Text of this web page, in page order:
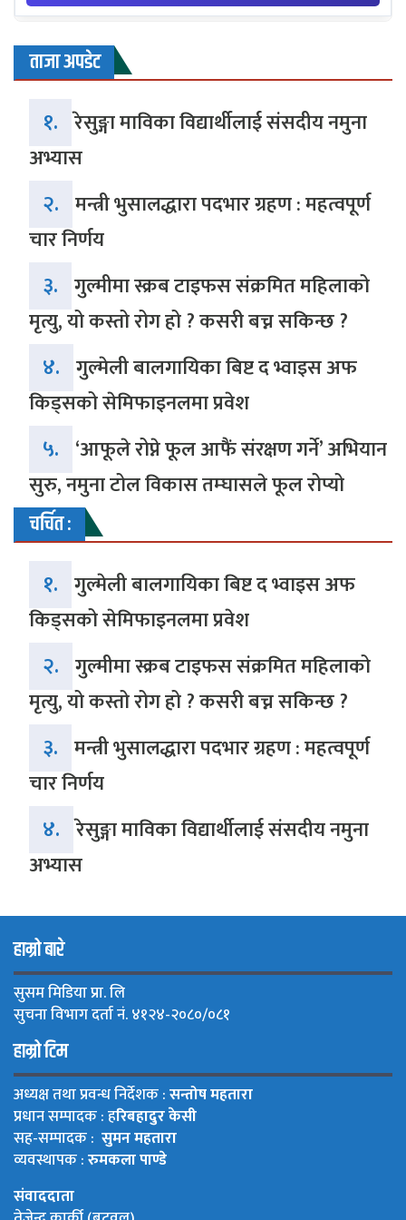
ताजा अपडेट
१. रेसुङ्गा माविका विद्यार्थीलाई संसदीय नमुना
अभ्यास
२. मन्त्री भुसालद्धारा पदभार ग्रहण : महत्वपूर्ण
चार निर्णय
३. गुल्मीमा स्क्रब टाइफस संक्रमित महिलाको
मृत्यु, यो कस्तो रोग हो ? कसरी बच्न सकिन्छ ?
४. गुल्मेली बालगायिका बिष्ट द भ्वाइस अफ
किड्सको सेमिफाइनलमा प्रवेश
५. ‘आफूले रोप्ने फूल आफैं संरक्षण गर्ने’ अभियान
सुरु, नमुना टोल विकास तम्घासले फूल रोप्यो
चर्चित :
१. गुल्मेली बालगायिका बिष्ट द भ्वाइस अफ
किड्सको सेमिफाइनलमा प्रवेश
२. गुल्मीमा स्क्रब टाइफस संक्रमित महिलाको
मृत्यु, यो कस्तो रोग हो ? कसरी बच्न सकिन्छ ?
३. मन्त्री भुसालद्धारा पदभार ग्रहण : महत्वपूर्ण
चार निर्णय
४. रेसुङ्गा माविका विद्यार्थीलाई संसदीय नमुना
अभ्यास
हाम्रो बारे
सुसम मिडिया प्रा. लि
सुचना विभाग दर्ता नं. ४१२४-२०८०/०८१
हाम्रो टिम
अध्यक्ष तथा प्रवन्ध निर्देशक :सन्तोष महतारा
प्रधान सम्पादक : हरिबहादुर केसी
सह-सम्पादक : सुमन महतारा
व्यवस्थापक :रुमकला पाण्डे
संवाददाता